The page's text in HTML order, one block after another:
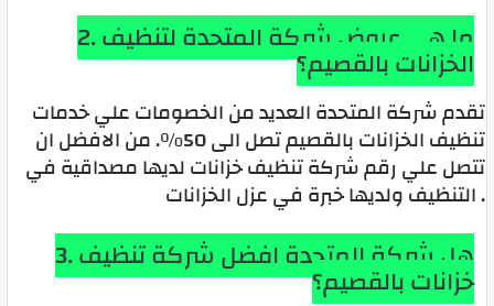
2. ما هى عروض شركة المتحدة لتنظيف
الخزانات بالقصيم؟
تقدم شركة المتحدة العديد من الخصومات علي خدمات
تنظيف الخزانات بالقصيم تصل الى 50%. من الافضل ان
تتصل علي رقم شركة تنظيف خزانات لديها مصداقية في
التنظيف ولديها خبرة في عزل الخزانات .
3. هل شركة المتحدة افضل شركة تنظيف
خزانات بالقصيم؟